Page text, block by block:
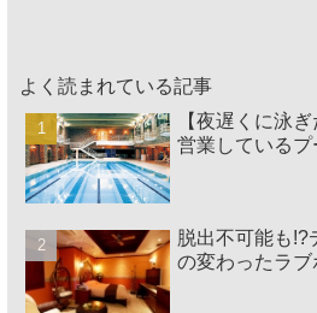
よく読まれている記事
【夜遅くに泳
営業している
脱出不可能も!?
の変わったラ